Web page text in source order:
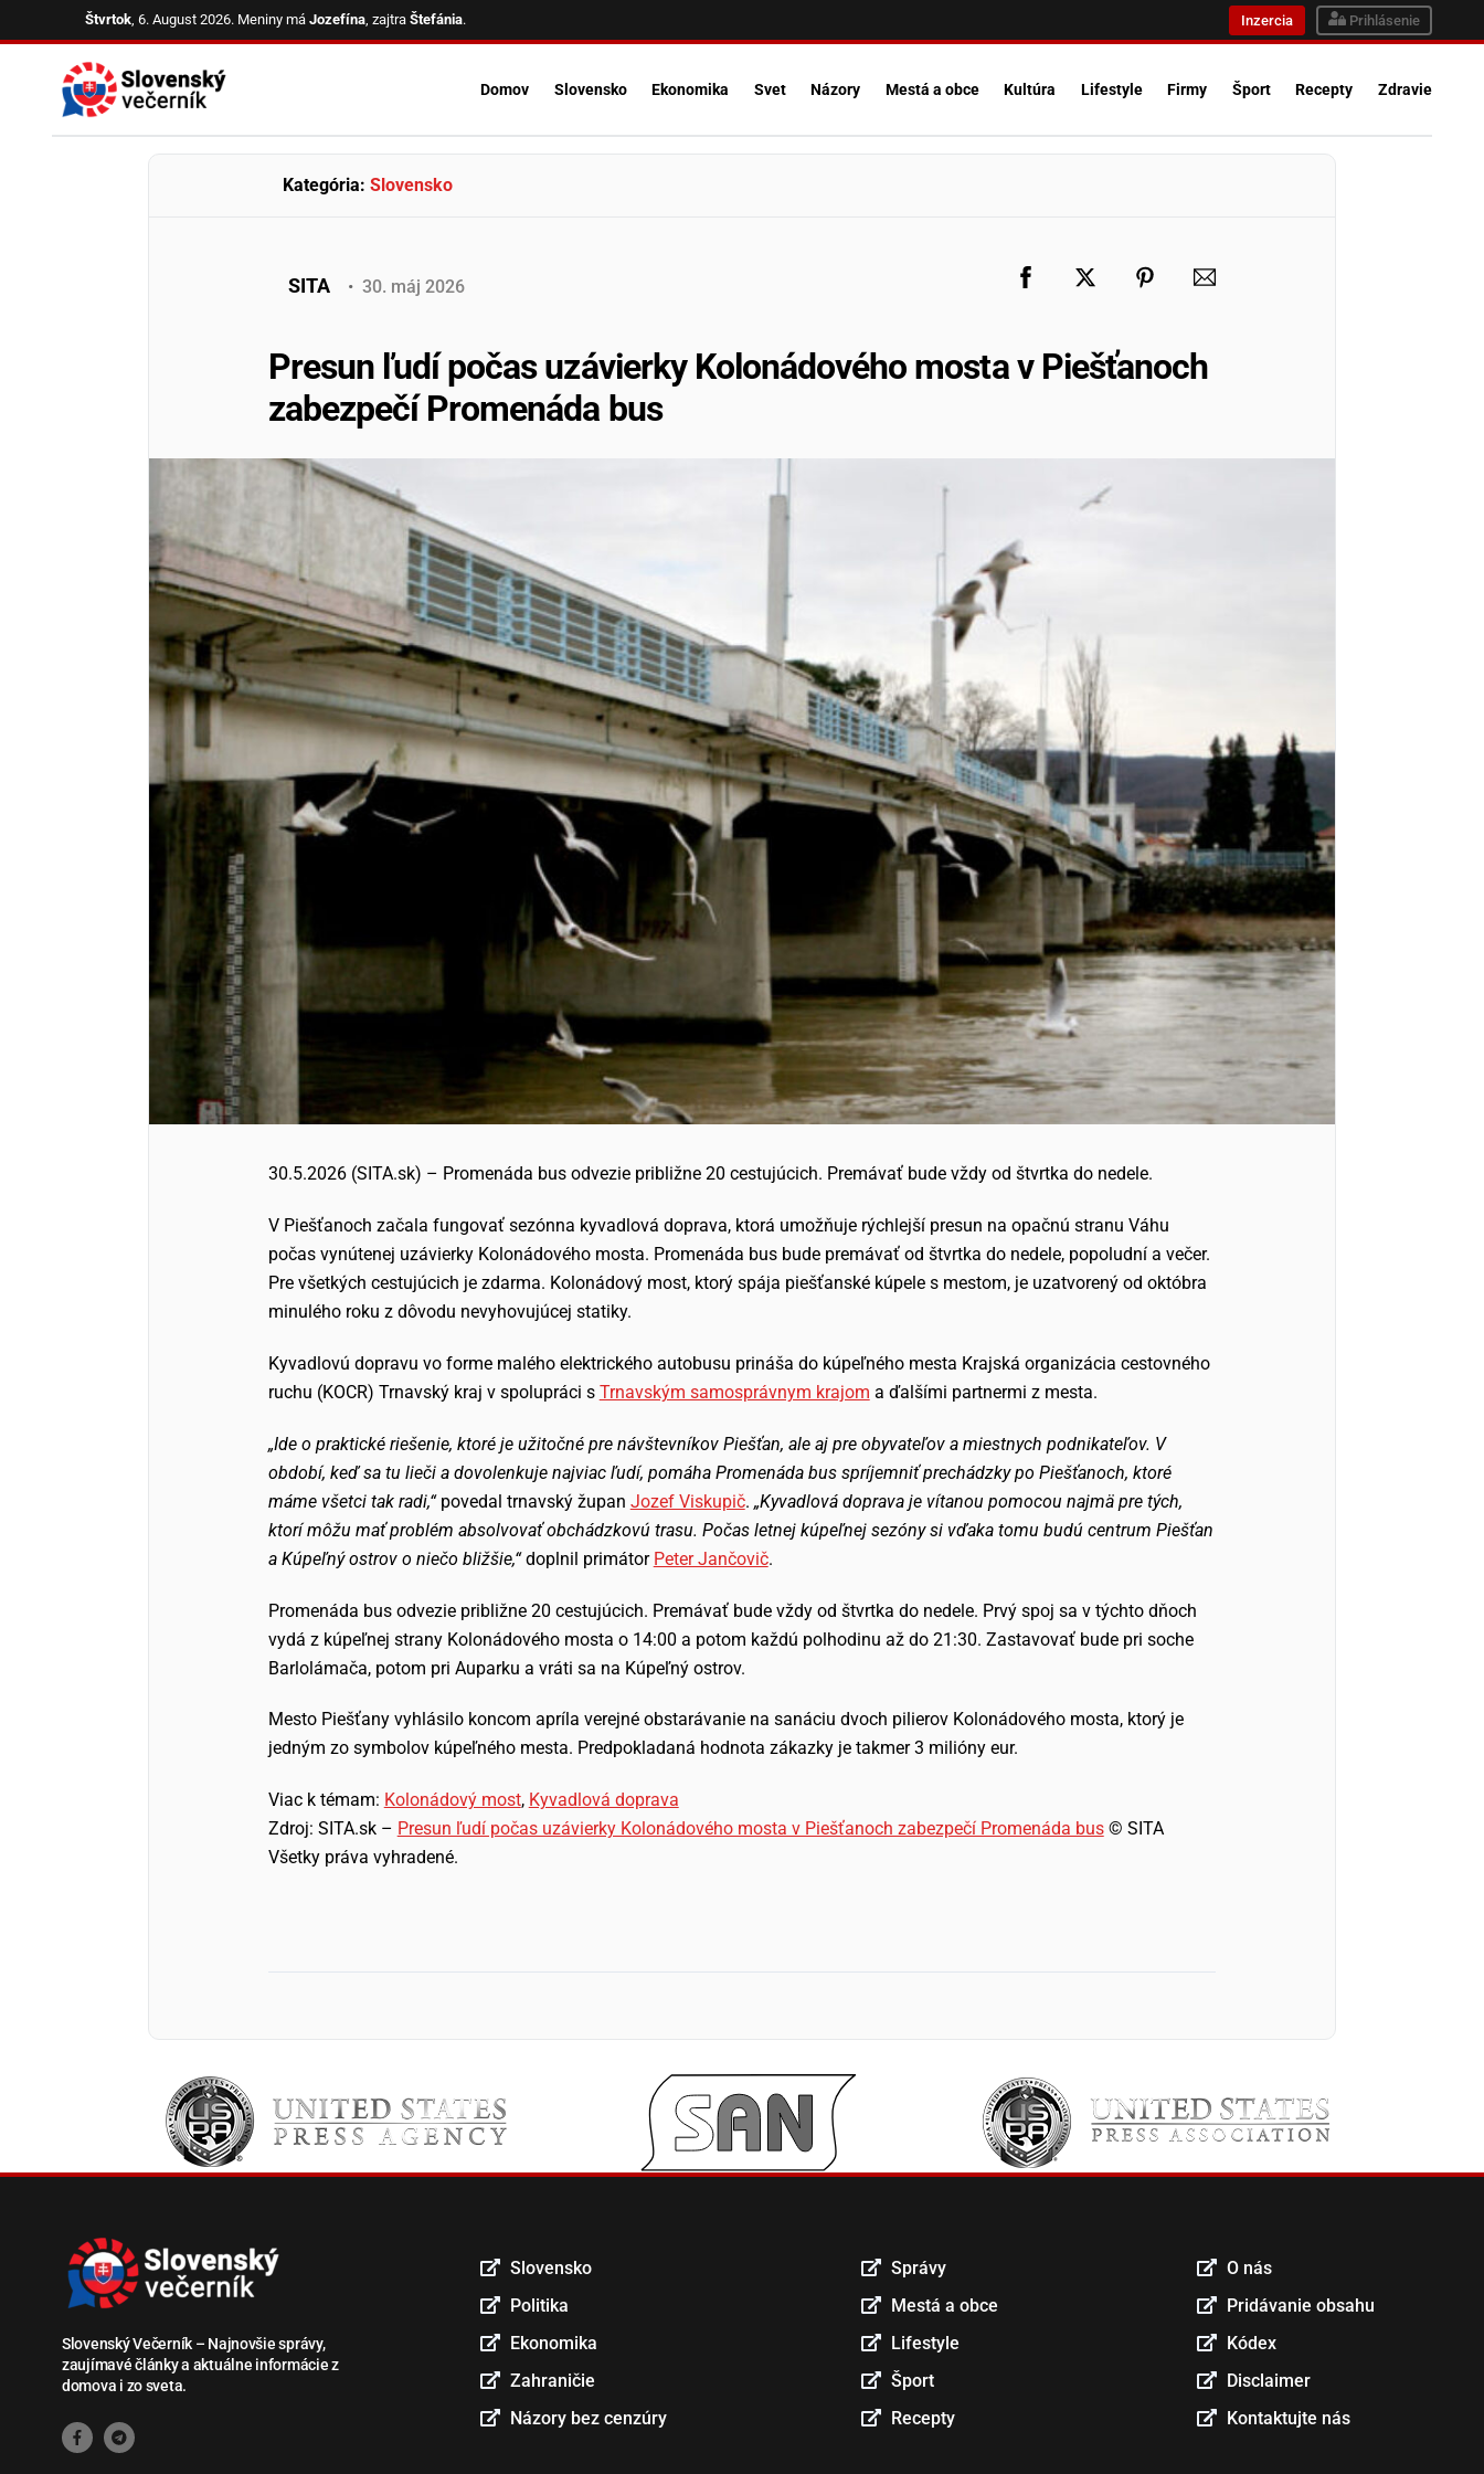
to
Štvrtok, 6. August 2026. Meniny máJozefína, zajtraŠtefánia. Inzercia Prihlásenie
Domov Slovensko Ekonomika Svet Názory Mestá a obce Kultúra Lifestyle Firmy Šport Recepty Zdravie
Kategória: Slovensko
SITA • 30. máj 2026
Presun ľudí počas uzávierky Kolonádového mosta v Piešťanoch
zabezpečí Promenáda bus
30.5.2026 (SITA.sk) – Promenáda bus odvezie približne 20 cestujúcich. Premávať bude vždy od štvrtka do nedele.
V Piešťanoch začala fungovať sezónna kyvadlová doprava, ktorá umožňuje rýchlejší presun na opačnú stranu Váhu
počas vynútenej uzávierky Kolonádového mosta. Promenáda bus bude premávať od štvrtka do nedele, popoludní a večer.
Pre všetkých cestujúcich je zdarma. Kolonádový most, ktorý spája piešťanské kúpele s mestom, je uzatvorený od októbra
minulého roku z dôvodu nevyhovujúcej statiky.
Kyvadlovú dopravu vo forme malého elektrického autobusu prináša do kúpeľného mesta Krajská organizácia cestovného
ruchu (KOCR) Trnavský kraj v spolupráci s Trnavským samosprávnym krajom a ďalšími partnermi z mesta.
„Ide o praktické riešenie, ktoré je užitočné pre návštevníkov Piešťan, ale aj pre obyvateľov a miestnych podnikateľov. V
období, keď sa tu lieči a dovolenkuje najviac ľudí, pomáha Promenáda bus spríjemniť prechádzky po Piešťanoch, ktoré
máme všetci tak radi,“povedal trnavský župan Jozef Viskupič. „Kyvadlová doprava je vítanou pomocou najmä pre tých,
ktorí môžu mať problém absolvovať obchádzkovú trasu. Počas letnej kúpeľnej sezóny si vďaka tomu budú centrum Piešťan
a Kúpeľný ostrov o niečo bližšie,“doplnil primátor Peter Jančovič.
Promenáda bus odvezie približne 20 cestujúcich. Premávať bude vždy od štvrtka do nedele. Prvý spoj sa v týchto dňoch
vydá z kúpeľnej strany Kolonádového mosta o 14:00 a potom každú polhodinu až do 21:30. Zastavovať bude pri soche
Barlolámača, potom pri Auparku a vráti sa na Kúpeľný ostrov.
Mesto Piešťany vyhlásilo koncom apríla verejné obstarávanie na sanáciu dvoch pilierov Kolonádového mosta, ktorý je
jedným zo symbolov kúpeľného mesta. Predpokladaná hodnota zákazky je takmer 3 milióny eur.
Viac k témam: Kolonádový most, Kyvadlová doprava
Zdroj: SITA.sk – Presun ľudí počas uzávierky Kolonádového mosta v Piešťanoch zabezpečí Promenáda bus© SITA
Všetky práva vyhradené.
Slovenský Večerník – Najnovšie správy,
zaujímavé články a aktuálne informácie z
domova i zo sveta.
Slovensko
Politika
Ekonomika
Zahraničie
Názory bez cenzúry
Správy
Mestá a obce
Lifestyle
Šport
Recepty
O nás
Pridávanie obsahu
Kódex
Disclaimer
Kontaktujte nás